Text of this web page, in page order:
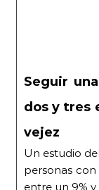
Seguir
dos y tres
vejez
Un estudio
personas
entre un 9%